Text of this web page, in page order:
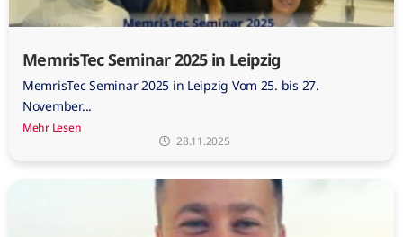
MemrisTec Seminar 2025 in Leipzig
MemrisTec Seminar 2025 in Leipzig Vom 25. bis 27.
November...
Mehr Lesen
28.11.2025